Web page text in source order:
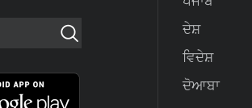
ਦੇਸ਼
ਵਿਦੇਸ਼
ਦੋਆਬਾ